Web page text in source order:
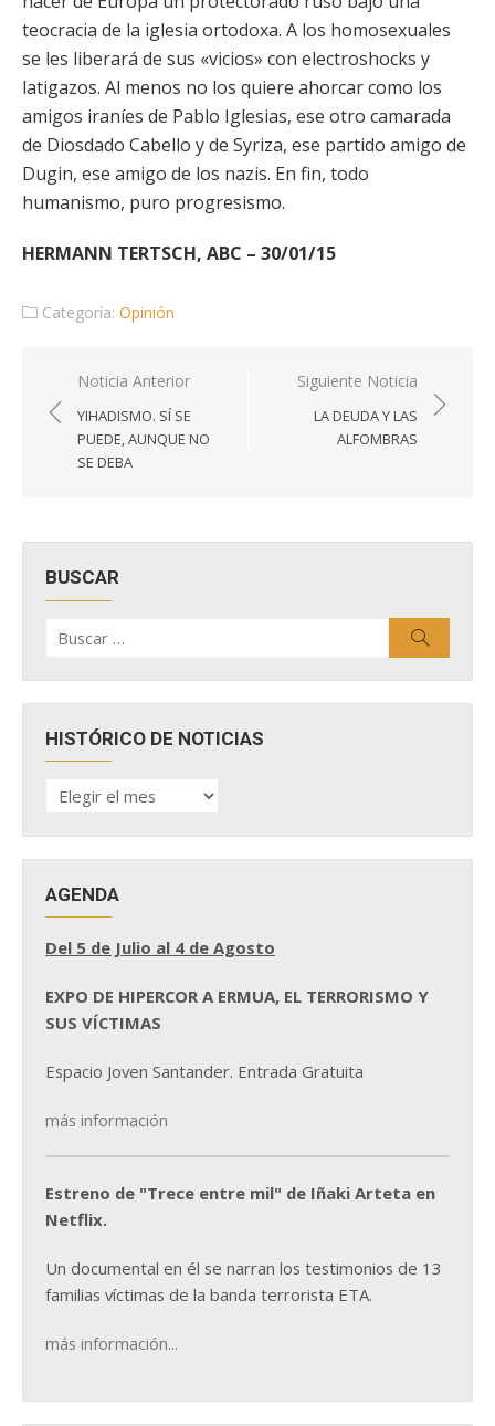
teocracia de la iglesia ortodoxa. A los homosexuales
se les liberará de sus «vicios» con electroshocks y
latigazos. Al menos no los quiere ahorcar como los
amigos iraníes de Pablo Iglesias, ese otro camarada
de Diosdado Cabello y de Syriza, ese partido amigo de
Dugin, ese amigo de los nazis. En fin, todo
humanismo, puro progresismo.
HERMANN TERTSCH, ABC – 30/01/15
Categoría: Opinión
Navegación
de
entradas
Noticia Anterior
YIHADISMO. SÍ SE
PUEDE, AUNQUE NO
SE DEBA
Siguiente Noticia
LA DEUDA Y LAS
ALFOMBRAS
BUSCAR
por:
HISTÓRICO DE NOTICIAS
HISTÓRICO
DE
AGENDA
Del 5 de Julio al 4 de Agosto
EXPO DE HIPERCOR A ERMUA, EL TERRORISMO Y
SUS VÍCTIMAS
Espacio Joven Santander. Entrada Gratuita
más información
Estreno de "Trece entre mil" de Iñaki Arteta en
Netflix.
Un documental en él se narran los testimonios de 13
familias víctimas de la banda terrorista ETA.
más información...